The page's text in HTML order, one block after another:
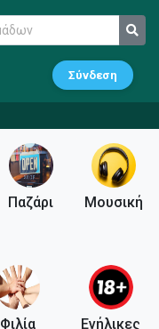
Σύνδεση
Παζάρι Μουσική
Φιλία Ενήλικες